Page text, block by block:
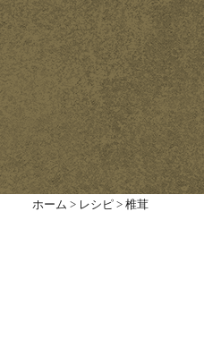
ホーム > レシピ > 椎茸